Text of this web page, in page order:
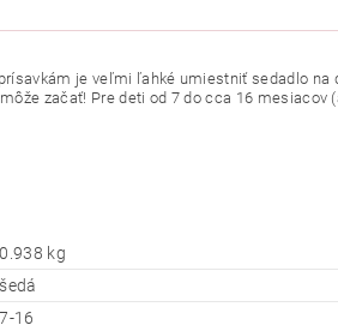
je veľmi ľahké umiestniť sedadlo na
začať! Pre deti od 7 do cca 16 mesiacov
0.938 kg
šedá
7-16